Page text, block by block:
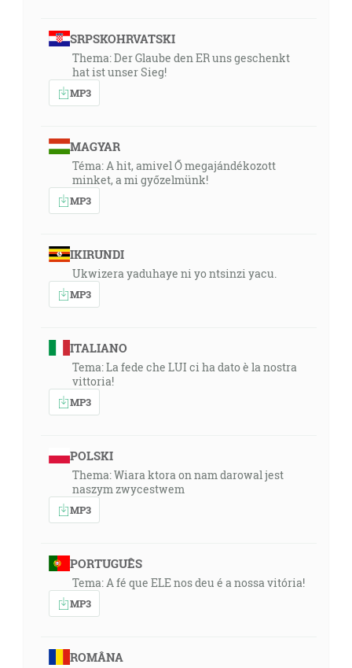
SRPSKOHRVATSKI
Thema: Der Glaube den ER uns geschenkt
hat ist unser Sieg!
MP3
MAGYAR
Téma: A hit, amivel Ő megajándékozott
minket, a mi győzelmünk!
MP3
IKIRUNDI
Ukwizera yaduhaye ni yo ntsinzi yacu.
MP3
ITALIANO
Tema: La fede che LUI ci ha dato è la nostra
vittoria!
MP3
POLSKI
Thema: Wiara ktora on nam darowal jest
naszym zwycestwem
MP3
PORTUGUÊS
Tema: A fé que ELE nos deu é a nossa vitória!
MP3
ROMÂNA